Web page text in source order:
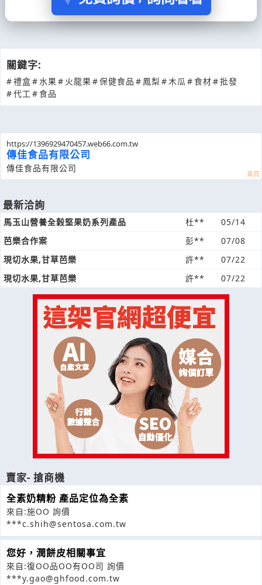
關鍵字:
#禮盒#水果# 火龍果#保健食品 # 鳳梨#木瓜 #食材#批發
#代工 #食品
https://1396929470457.web66.com.tw
傳佳食品有限公司
傳佳食品有限公司
最新洽詢
馬玉山營養全榖堅果奶系列產品 杜**
05/14
芭樂合作案
彭**
07/08
現切水果,甘草芭樂
許**
07/22
現切水果,甘草芭樂
許** 07/22
賣家- 搶商機
全素奶精粉 產品定位為全素
來自:施OO 詢價
***c.shih@sentosa.com.tw
您好，潤餅皮相關事宜
來自:復OO品OO有OO司 詢價
***y.gao@ghfood.com.tw